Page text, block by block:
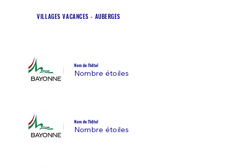
VILLAGES VACANCES - AUBERGES
Nom de l'hôtel
Nombre étoiles
Nom de l'hôtel
Nombre étoiles